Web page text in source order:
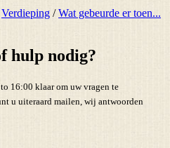
Verdieping /Wat gebeurde er toen...
hulp nodig?
16:00 klaar om uw vragen te
u uiteraard mailen, wij antwoorden